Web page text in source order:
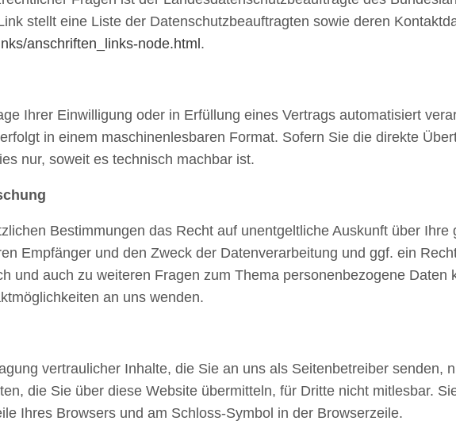
stellt eine Liste der Datenschutzbeauftragten sowie deren
anschriften_links-node.html .
Ihrer Einwilligung oder in Erfüllung eines Vertrags automatisiert
in einem maschinenlesbaren Format. Sofern Sie die direkte
nur, soweit es technisch machbar ist.
Bestimmungen das Recht auf unentgeltliche Auskunft über Ihre
Empfänger und den Zweck der Datenverarbeitung und ggf. ein
und auch zu weiteren Fragen zum Thema personenbezogene Daten
an uns wenden.
vertraulicher Inhalte, die Sie an uns als Seitenbetreiber senden,
die Sie über diese Website übermitteln, für Dritte nicht mitlesbar.
Ihres Browsers und am Schloss-Symbol in der Browserzeile.